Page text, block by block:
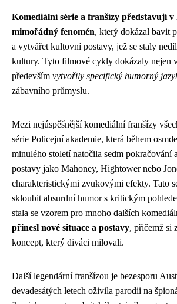
Komediální série a franšízy představují
mimořádný fenomén, který dokázal bavit
a vytvářet kultovní postavy, jež se staly
kultury. Tyto filmové cykly dokázaly nejen
především vytvořily specifický humorný
zábavního průmyslu.
Mezi nejúspěšnější komediální franšízy
série Policejní akademie, která během
minulého století natočila sedm pokračování
postavy jako Mahoney, Hightower nebo
charakteristickými zvukovými efekty. Tato
skloubit absurdní humor s kritickým
stala se vzorem pro mnoho dalších
přinesl nové situace a postavy, přičemž si
koncept, který diváci milovali.
Další legendární franšízou je bezesporu
devadesátých letech oživila parodii na